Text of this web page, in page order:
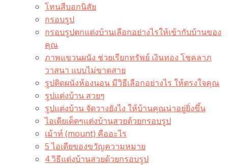
โทนสีบอกนิสัย
กรอบรูป
กรอบรูปตกแต่งบ้านเลือกอย่างไรให้เข้ากับบ้านของ
คุณ
ภาพแขวนผนัง ช่วยเรียกทรัพย์ เงินทอง โชคลาภ
วาสนา แบบไม่ขาดสาย
รูปติดผนังห้องนอน มีวิธีเลือกอย่างไร ให้ตรงใจคุณ
รูปแต่งบ้าน สวยๆ
รูปแต่งบ้าน จัดวางยังไง ให้บ้านคุณน่าอยู่ยิ่งขึ้น
ไอเดียเด็ดๆแต่งบ้านสวยด้วยกรอบรูป
เม้าท์ (mount) คืออะไร​
5 ไอเดียของขวัญความหมาย
4 วิธีแต่งบ้านสวยด้วยกรอบรูป